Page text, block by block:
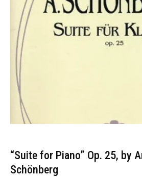
“Suite for Piano” Op. 25, by
Schönberg